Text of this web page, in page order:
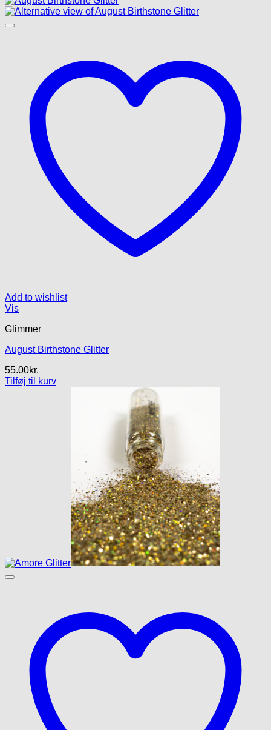
Add to wishlist
Vis
Glimmer
August Birthstone Glitter
55.00kr.
Tilføj til kurv